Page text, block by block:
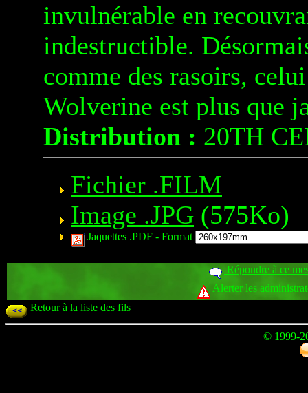
invulnérable en
indestructible.
comme des rasoirs,
Wolverine est plus que
Distribution : 20TH
Fichier .FILM
Image .JPG (575Ko)
Jaquettes .PDF - Format
Répondre à ce
Alerter les
Retour à la liste des fils
© 1999-